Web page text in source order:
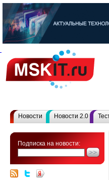
Новости Новости 2.0
Подписка на новости: